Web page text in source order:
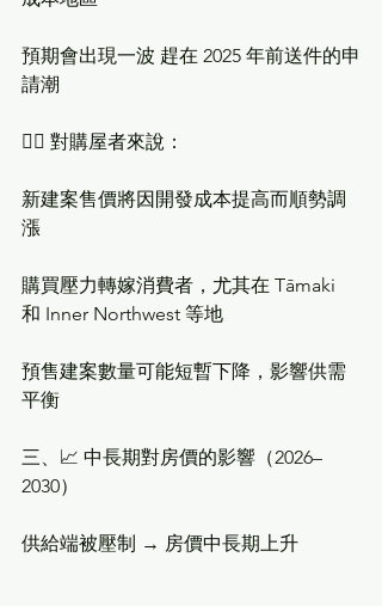
預期會出現一波 趕在 2025 年前送件的申
請潮
🧍‍♂️ 對購屋者來說：
新建案售價將因開發成本提高而順勢調
漲
購買壓力轉嫁消費者，尤其在 Tāmaki
和 Inner Northwest 等地
預售建案數量可能短暫下降，影響供需
平衡
三、📈 中長期對房價的影響（2026–
2030）
供給端被壓制 → 房價中長期上升